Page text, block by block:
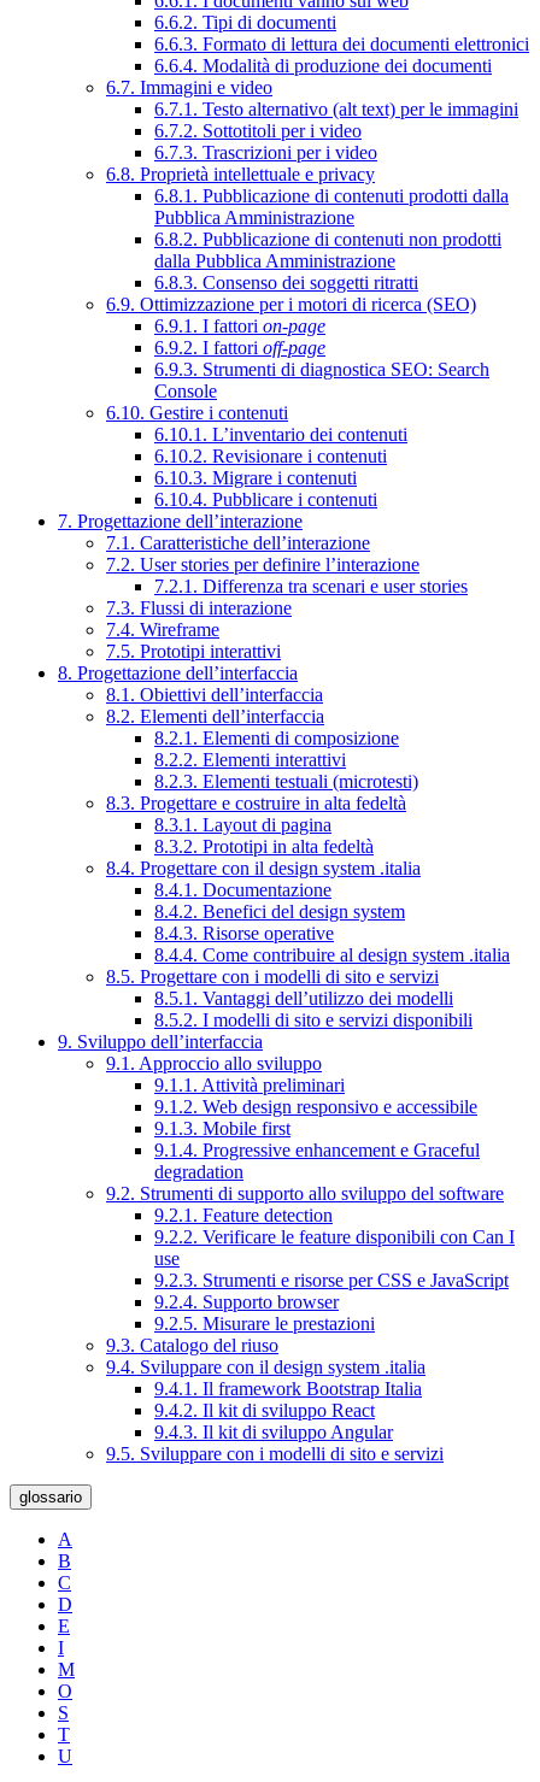
6.6.2. Tipi di documenti
6.6.3. Formato di lettura dei documenti elettronici
6.6.4. Modalità di produzione dei documenti
6.7. Immagini e video
6.7.1. Testo alternativo (alt text) per le immagini
6.7.2. Sottotitoli per i video
6.7.3. Trascrizioni per i video
6.8. Proprietà intellettuale e privacy
6.8.1. Pubblicazione di contenuti prodotti dalla
Pubblica Amministrazione
6.8.2. Pubblicazione di contenuti non prodotti
dalla Pubblica Amministrazione
6.8.3. Consenso dei soggetti ritratti
6.9. Ottimizzazione per i motori di ricerca (SEO)
6.9.1. I fattori on-page
6.9.2. I fattori off-page
6.9.3. Strumenti di diagnostica SEO: Search
Console
6.10. Gestire i contenuti
6.10.1. L’inventario dei contenuti
6.10.2. Revisionare i contenuti
6.10.3. Migrare i contenuti
6.10.4. Pubblicare i contenuti
7. Progettazione dell’interazione
7.1. Caratteristiche dell’interazione
7.2. User stories per definire l’interazione
7.2.1. Differenza tra scenari e user stories
7.3. Flussi di interazione
7.4. Wireframe
7.5. Prototipi interattivi
8. Progettazione dell’interfaccia
8.1. Obiettivi dell’interfaccia
8.2. Elementi dell’interfaccia
8.2.1. Elementi di composizione
8.2.2. Elementi interattivi
8.2.3. Elementi testuali (microtesti)
8.3. Progettare e costruire in alta fedeltà
8.3.1. Layout di pagina
8.3.2. Prototipi in alta fedeltà
8.4. Progettare con il design system .italia
8.4.1. Documentazione
8.4.2. Benefici del design system
8.4.3. Risorse operative
8.4.4. Come contribuire al design system .italia
8.5. Progettare con i modelli di sito e servizi
8.5.1. Vantaggi dell’utilizzo dei modelli
8.5.2. I modelli di sito e servizi disponibili
9. Sviluppo dell’interfaccia
9.1. Approccio allo sviluppo
9.1.1. Attività preliminari
9.1.2. Web design responsivo e accessibile
9.1.3. Mobile first
9.1.4. Progressive enhancement e Graceful
degradation
9.2. Strumenti di supporto allo sviluppo del software
9.2.1. Feature detection
9.2.2. Verificare le feature disponibili con Can I
use
9.2.3. Strumenti e risorse per CSS e JavaScript
9.2.4. Supporto browser
9.2.5. Misurare le prestazioni
9.3. Catalogo del riuso
9.4. Sviluppare con il design system .italia
9.4.1. Il framework Bootstrap Italia
9.4.2. Il kit di sviluppo React
9.4.3. Il kit di sviluppo Angular
9.5. Sviluppare con i modelli di sito e servizi
glossario
A
B
C
D
E
I
M
O
S
T
U